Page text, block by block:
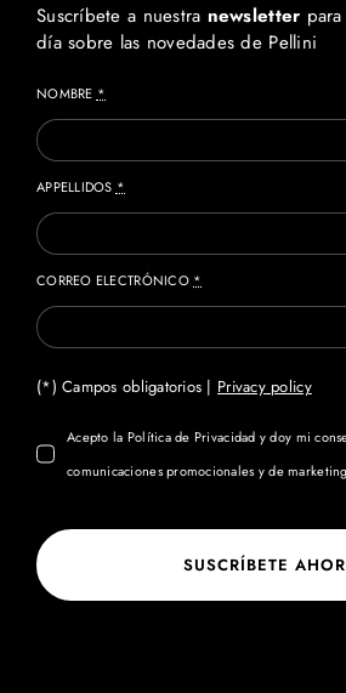
Suscríbete a nuestra newsletter
día sobre las novedades de Pellini
NOMBRE *
APPELLIDOS *
CORREO ELECTRÓNICO *
(*) Campos obligatorios | Privacy policy
Acepto la Política de Privacidad y doy mi
comunicaciones promocionales y de
SUSCRÍBETE